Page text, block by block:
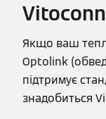
Якщо ваш
Optolink
підтримує
знадобиться